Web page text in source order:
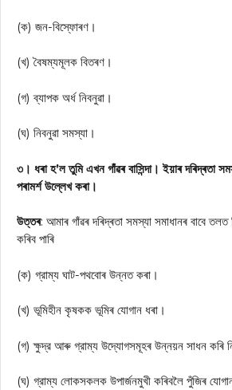
(ক) জন-বিস্ফোৰণ।
(খ) বৈষম্যমূলক বিতৰণ।
(গ) ব্যাপক অর্ধ নিবনুৱা।
(ঘ) নিবনুৱা সমস্যা।
৩। ধৰা হ’ল তুমি এখন গাঁৱৰ বাসিন্দা। ইয়াৰ দৰিদ্ৰতা
পৰামৰ্শ উল্লেখ কৰা।
উত্তৰ: আমাৰ গাঁৱৰ দৰিদ্ৰতা সমস্যা সমাধানৰ বাবে
কৰিব পাৰি
(ক) গ্রাম্য ঘাট-পথবোৰ উন্নত কৰা।
(খ) ভূমিহীন কৃষকক ভূমিৰ যোগান ধৰা।
(গ) ক্ষুদ্র আৰু গ্রাম্য উদ্যোগসমূহৰ উন্নয়ন সাধন কৰি
(ঘ) গ্রাম্য লোকসকলক উপাৰ্জনমুখী কৰিবলৈ পুঁজিৰ